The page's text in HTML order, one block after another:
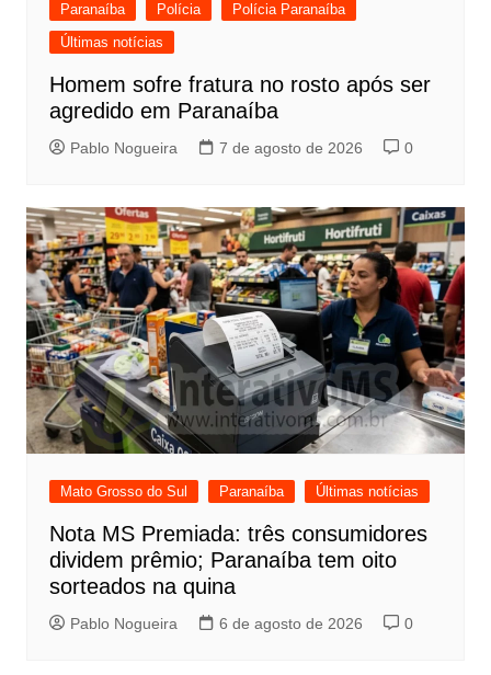
Paranaíba Polícia
Polícia Paranaíba
Últimas notícias
Homem sofre fratura no rosto após ser
agredido em Paranaíba
Pablo Nogueira 7 de agosto de 2026 0
Mato Grosso do Sul Paranaíba Últimas notícias
Nota MS Premiada: três consumidores
dividem prêmio; Paranaíba tem oito
sorteados na quina
Pablo Nogueira 6 de agosto de 2026 0